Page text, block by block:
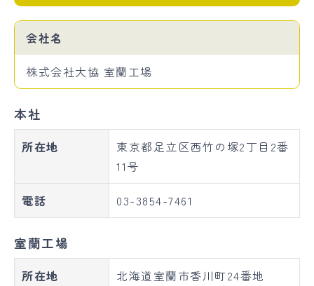
会社名
株式会社大協 室蘭工場
本社
所在地
東京都足立区西竹の塚2丁目2番
11号
電話 03-3854-7461
室蘭工場
所在地
北海道室蘭市香川町24番地